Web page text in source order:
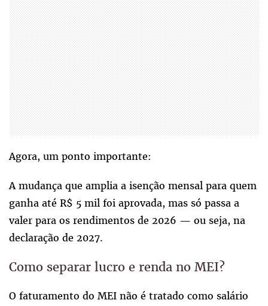
Agora, um ponto importante:
A mudança que amplia a isenção mensal para quem
ganha até R$ 5 mil foi aprovada, mas só passa a
valer para os rendimentos de 2026 — ou seja, na
declaração de 2027.
Como separar lucro e renda no MEI?
O faturamento do MEI não é tratado como salário